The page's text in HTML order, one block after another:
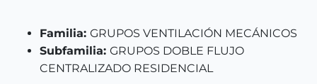
Familia: GRUPOS VENTILACIÓN MECÁNICOS
Subfamilia: GRUPOS DOBLE FLUJO
CENTRALIZADO RESIDENCIAL